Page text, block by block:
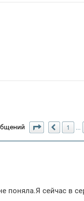
Страница 8из
Пред.
1 …
поняла.Я сейчас в